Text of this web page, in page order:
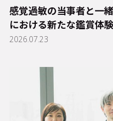
感覚過敏の当事者と一
における新たな鑑賞体
2026.07.23